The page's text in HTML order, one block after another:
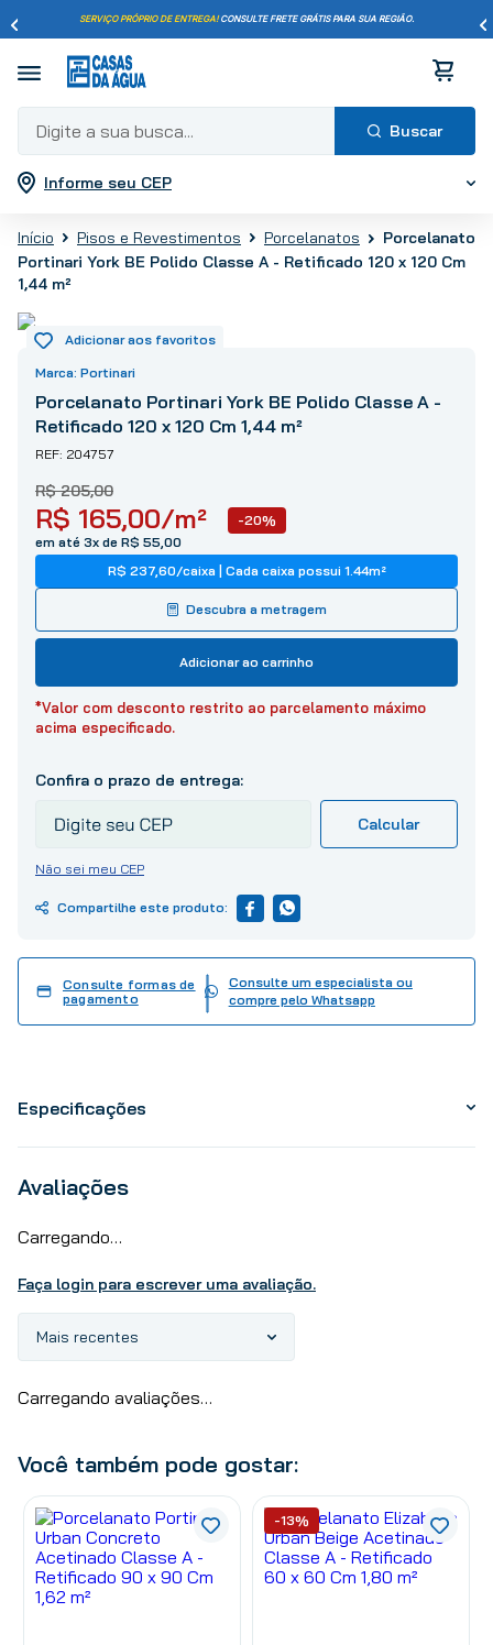
SERVIÇO PRÓPRIO DE ENTREGA!CONSULTE FRETE GRÁTIS PARA SUA REGIÃO.
Digite a sua busca...
Informe seu CEP
Pisos e Revestimentos Porcelanatos
Porcelanato
Portinari York BE Polido Classe A - Retificado 120 x 120 Cm
1,44 m²
Portinari
Porcelanato Portinari York BE Polido Classe A -
Retificado 120 x 120 Cm 1,44 m²
204757
R$ 205,00
R$ 165,00/m²
-20%
em até 3x de R$ 55,00
R$ 237,60/caixa | Cada caixa possui 1.44m²
Descubra a metragem
Adicionar ao carrinho
*Valor com desconto restrito ao parcelamento máximo
acima especificado.
Não sei meu CEP
Consulte formas de
pagamento
Consulte um especialista ou
compre pelo Whatsapp
Especificações
Avaliações
Carregando…
Faça login para escrever uma avaliação.
Mais recentes
Carregando avaliações…
Você também pode gostar:
-13%
Termos mais buscados
2
porcelanato
3º
5
º
vaso sanitário
6º
torneira
7º
cimento
8º
chuveiro
10º tinta